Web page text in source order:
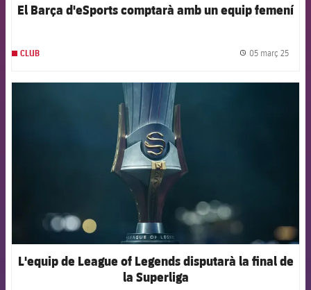
El Barça d'eSports comptarà amb un equip femení
CLUB 05 març 25
FCB Barcelona badge
L'equip de League of Legends disputarà la final de
la Superliga